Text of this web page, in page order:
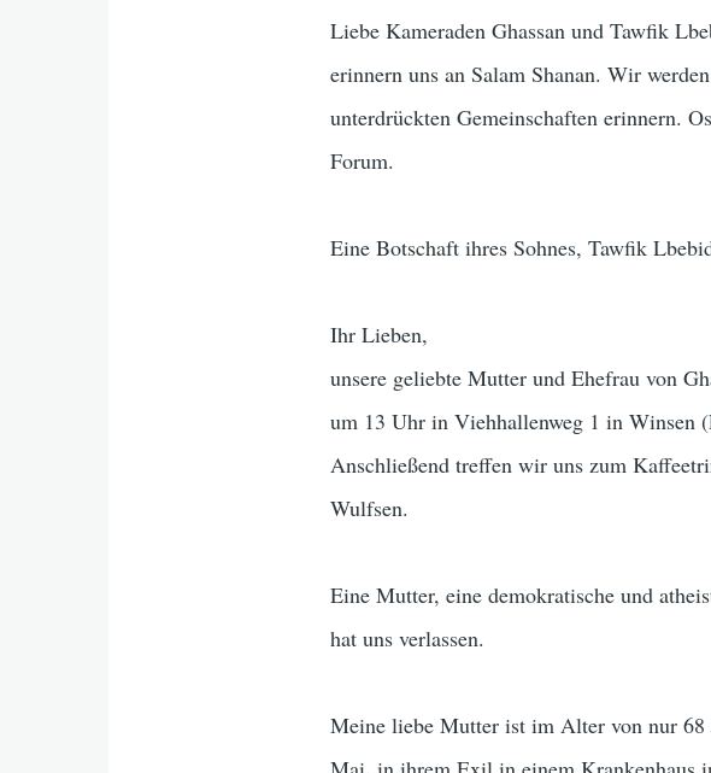
Liebe Kameraden Ghassan und Tawfik
erinnern uns an Salam Shanan. Wir
unterdrückten Gemeinschaften erinnern.
Forum.
Eine Botschaft ihres Sohnes, Tawfik
Ihr Lieben,
unsere geliebte Mutter und Ehefrau von
um 13 Uhr in Viehhallenweg 1 in Winsen
Anschließend treffen wir uns zum
Wulfsen.
Eine Mutter, eine demokratische und
hat uns verlassen.
Meine liebe Mutter ist im Alter von nur 68